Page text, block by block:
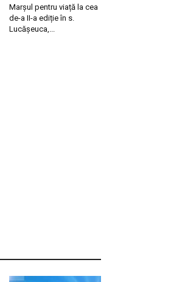
Marșul pentru viață la cea
de-a II-a ediție în s.
Lucășeuca,...